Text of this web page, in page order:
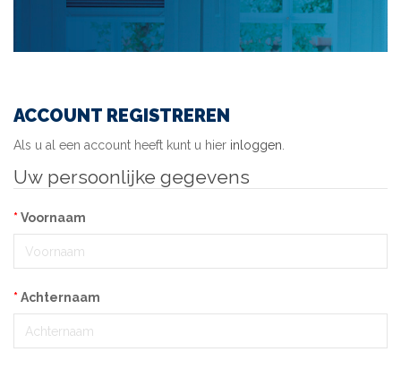
ACCOUNT REGISTREREN
Als u al een account heeft kunt u hier inloggen.
Uw persoonlijke gegevens
Voornaam
Achternaam